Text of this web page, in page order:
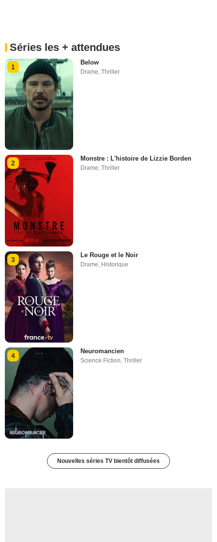
Séries les + attendues
1
Below
Drame,Thriller
2
Monstre : L'histoire de Lizzie Borden
Drame,Thriller
3
Le Rouge et le Noir
Drame Historique
4
Neuromancien
Science Fiction,Thriller
Nouvelles séries TV bientôt diffusées